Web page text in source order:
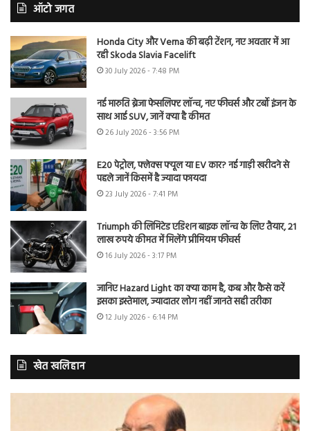
ऑटो जगत
Honda City और Verna की बढ़ी टेंशन, नए अवतार में आ
रही Skoda Slavia Facelift
30 July 2026 - 7:48 PM
नई मारुति ब्रेजा फेसलिफ्ट लॉन्च, नए फीचर्स और टर्बो इंजन के
साथ आई SUV, जानें क्या है कीमत
26 July 2026 - 3:56 PM
E20 पेट्रोल, फ्लेक्स फ्यूल या EV कार? नई गाड़ी खरीदने से
पहले जानें किसमें है ज्यादा फायदा
23 July 2026 - 7:41 PM
Triumph की लिमिटेड एडिशन बाइक लॉन्च के लिए तैयार, 21
लाख रुपये कीमत में मिलेंगे प्रीमियम फीचर्स
16 July 2026 - 3:17 PM
जानिए Hazard Light का क्या काम है, कब और कैसे करें
इसका इस्तेमाल, ज्यादातर लोग नहीं जानते सही तरीका
12 July 2026 - 6:14 PM
खेत खलिहान